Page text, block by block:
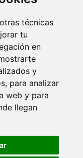
técnicas
tu
en
y
para analizar
web y para
llegan